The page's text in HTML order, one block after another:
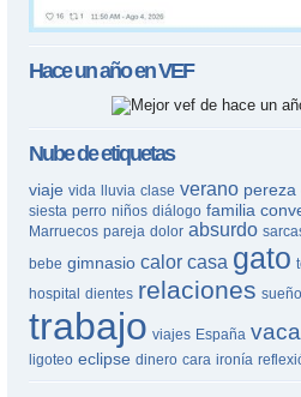
Hace un año enVEF
Nube de etiquetas
viaje vida lluvia clase verano pereza
siesta perro niños diálogo familia
Marruecos pareja dolor absurdo
bebe gimnasio calor casa gato
hospital dientes relaciones sueño
trabajo viajes España
ligoteo eclipse dinero cara ironía